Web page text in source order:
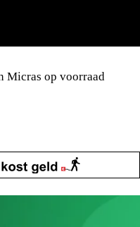
Micras op voorraad